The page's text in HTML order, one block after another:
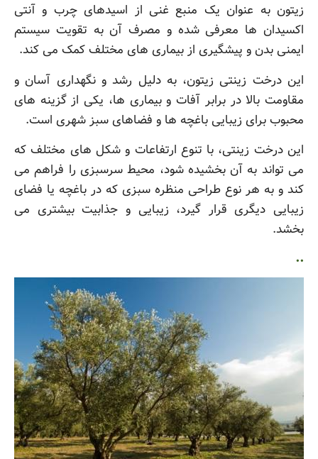
زیتون به عنوان یک منبع غنی از اسیدهای چرب و آنتی
اکسیدان ها معرفی شده و مصرف آن به تقویت سیستم
ایمنی بدن و پیشگیری از بیماری های مختلف کمک می کند.
این درخت زینتی زیتون، به دلیل رشد و نگهداری آسان و
مقاومت بالا در برابر آفات و بیماری ها، یکی از گزینه های
محبوب برای زیبایی باغچه ها و فضاهای سبز شهری است.
این درخت زینتی، با تنوع ارتفاعات و شکل های مختلف که
می تواند به آن بخشیده شود، محیط سرسبزی را فراهم می
کند و به هر نوع طراحی منظره سبزی که در باغچه یا فضای
زیبایی دیگری قرار گیرد، زیبایی و جذابیت بیشتری می
بخشد.
..